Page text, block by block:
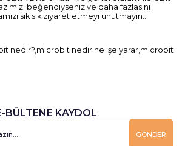
beğendiyseniz ve daha fazlasını
sık sık ziyaret etmeyi unutmayın...
nedir?,microbit nedir ne işe yarar,microbit
BÜLTENE KAYDOL
GÖNDER